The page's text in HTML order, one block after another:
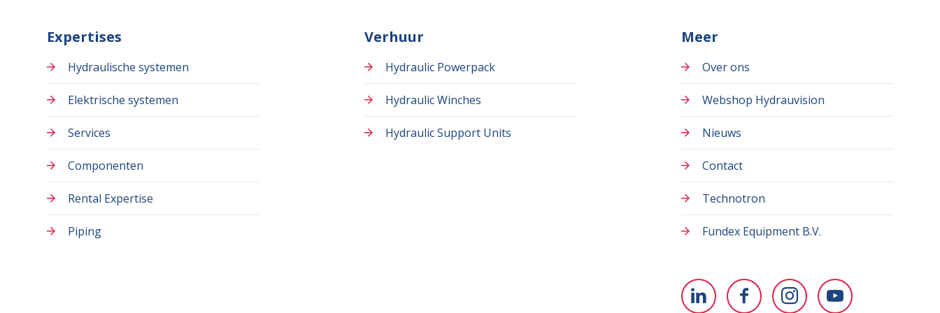
Expertises
Hydraulische systemen
Elektrische systemen
Services
Componenten
Rental Expertise
Piping
Verhuur
Hydraulic Powerpack
Hydraulic Winches
Hydraulic Support Units
Meer
Over ons
Webshop Hydrauvision
Nieuws
Contact
Technotron
Fundex Equipment B.V.